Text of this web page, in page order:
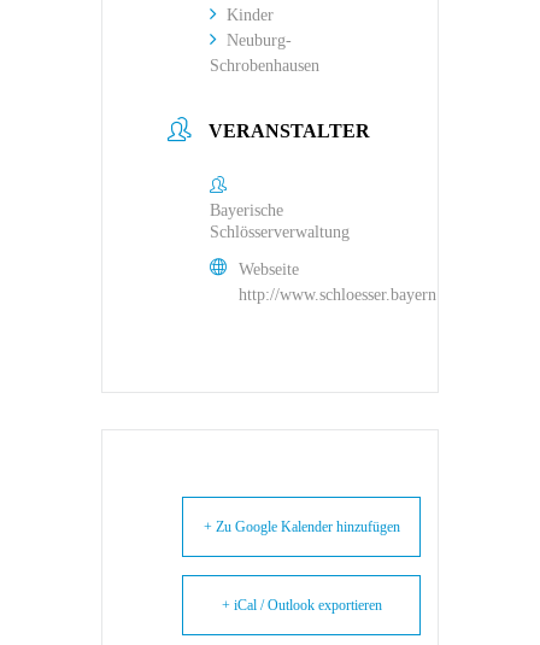
Kinder
Neuburg-
Schrobenhausen
VERANSTALTER
Bayerische
Schlösserverwaltung
Webseite
http://www.schloesser.bayern.de
+ Zu Google Kalender hinzufügen
+ iCal / Outlook exportieren